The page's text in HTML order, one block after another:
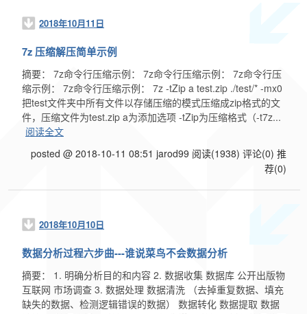
2018年10月11日
7z 压缩解压简单示例
摘要： 7z命令行压缩示例： 7z命令行压缩示例： 7z命令行压
缩示例： 7z命令行压缩示例： 7z -tZip a test.zip ./test/* -mx0
把test文件夹中所有文件以存储压缩的模式压缩成zip格式的文
件，压缩文件为test.zip a为添加选项 -tZip为压缩格式（-t7z...
阅读全文
posted @ 2018-10-11 08:51 jarod99 阅读(1938) 评论(0) 推
荐(0)
2018年10月10日
数据分析过程六步曲---谁说菜鸟不会数据分析
摘要： 1. 明确分析目的和内容 2. 数据收集 数据库 公开出版物
互联网 市场调查 3. 数据处理 数据清洗 （去掉重复数据、填充
缺失的数据、检测逻辑错误的数据） 数据转化 数据提取 数据